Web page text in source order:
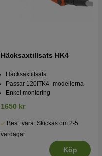
Häcksaxtillsats HK4
Häcksaxtillsats
Passar 120iTK4- modellerna
Enkel montering
1650 kr
Best. vara. Skickas om 2-5
vardagar
Köp